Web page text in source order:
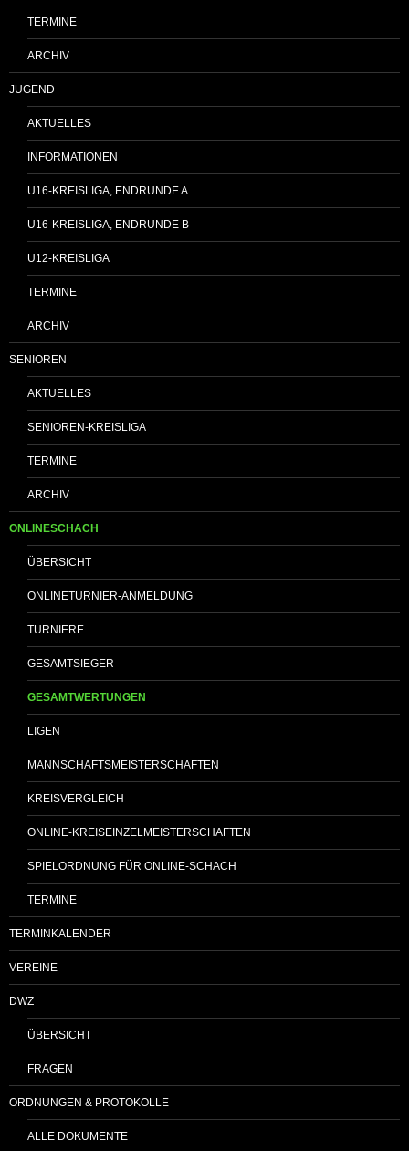
TERMINE
ARCHIV
JUGEND
AKTUELLES
INFORMATIONEN
U16-KREISLIGA, ENDRUNDE A
U16-KREISLIGA, ENDRUNDE B
U12-KREISLIGA
TERMINE
ARCHIV
SENIOREN
AKTUELLES
SENIOREN-KREISLIGA
TERMINE
ARCHIV
ONLINESCHACH
ÜBERSICHT
ONLINETURNIER-ANMELDUNG
TURNIERE
GESAMTSIEGER
GESAMTWERTUNGEN
LIGEN
MANNSCHAFTSMEISTERSCHAFTEN
KREISVERGLEICH
ONLINE-KREISEINZELMEISTERSCHAFTEN
SPIELORDNUNG FÜR ONLINE-SCHACH
TERMINE
TERMINKALENDER
VEREINE
DWZ
ÜBERSICHT
FRAGEN
ORDNUNGEN & PROTOKOLLE
ALLE DOKUMENTE